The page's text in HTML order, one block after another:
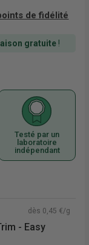
de fidélité
gratuite!
Testé par un
laboratoire
indépendant
dès 0,45 €/g
- Easy